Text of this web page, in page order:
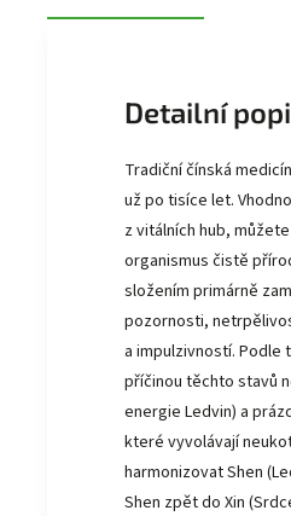
Detailní
Tradiční čínská
už po tisíce let.
z vitálních hub,
organismus čistě
složením primárně
pozornosti,
a impulzivností.
příčinou těchto stavů
energie Ledvin) a
které vyvolávají
harmonizovat Shen
Shen zpět do Xin